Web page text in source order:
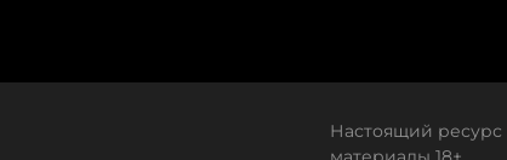
Настоящий